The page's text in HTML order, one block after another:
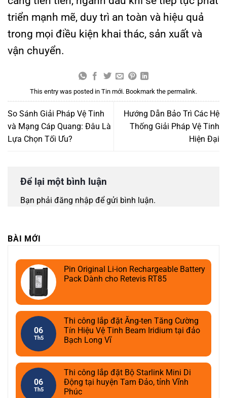
triển mạnh mẽ, duy trì an toàn và hiệu quả
trong mọi điều kiện khai thác, sản xuất và
vận chuyển.
This entry was posted in Tin mới. Bookmark the permalink.
So Sánh Giải Pháp Vệ Tinh
và Mạng Cáp Quang: Đâu Là
Lựa Chọn Tối Ưu?
Hướng Dẫn Bảo Trì Các Hệ
Thống Giải Pháp Vệ Tinh
Hiện Đại
Để lại một bình luận
Bạn phải đăng nhập để gửi bình luận.
BÀI MỚI
Pin Original Li-ion Rechargeable Battery
Pack Dành cho Retevis RT85
06
Th5
Thi công lắp đặt Ăng-ten Tăng Cường
Tín Hiệu Vệ Tinh Beam Iridium tại đảo
Bạch Long Vĩ
06
Th5
Thi công lắp đặt Bộ Starlink Mini Di
Động tại huyện Tam Đảo, tỉnh Vĩnh
Phúc